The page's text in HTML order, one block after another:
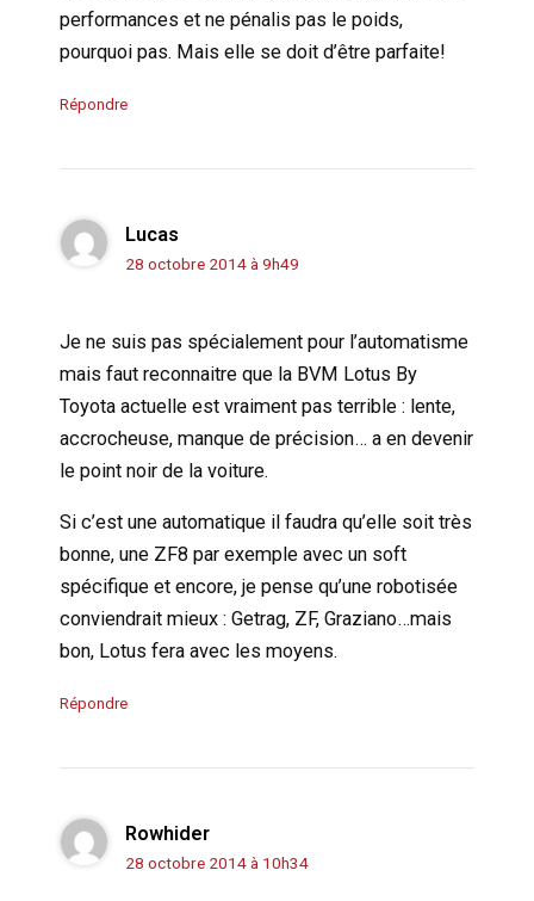
performances et ne pénalis pas le poids,
pourquoi pas. Mais elle se doit d’être parfaite!
Répondre
Lucas
28 octobre 2014 à 9h49
Je ne suis pas spécialement pour l’automatisme
mais faut reconnaitre que la BVM Lotus By
Toyota actuelle est vraiment pas terrible : lente,
accrocheuse, manque de précision… a en devenir
le point noir de la voiture.
Si c’est une automatique il faudra qu’elle soit très
bonne, une ZF8 par exemple avec un soft
spécifique et encore, je pense qu’une robotisée
conviendrait mieux : Getrag, ZF, Graziano…mais
bon, Lotus fera avec les moyens.
Répondre
Rowhider
28 octobre 2014 à 10h34